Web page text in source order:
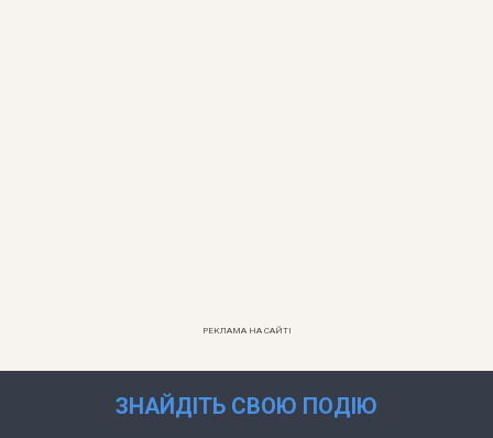
РЕКЛАМА НА САЙТІ
ЗНАЙДІТЬ СВОЮ ПОДІЮ